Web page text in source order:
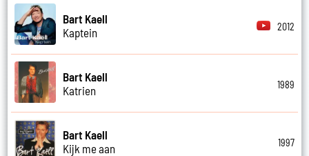
Bart Kaell
Kaptein
2012
Bart Kaell
Katrien
1989
Bart Kaell
Kijk me aan
1997